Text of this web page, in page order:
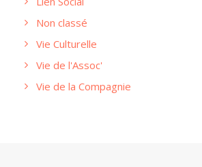
Non classé
Vie Culturelle
Vie de l'Assoc'
Vie de la Compagnie